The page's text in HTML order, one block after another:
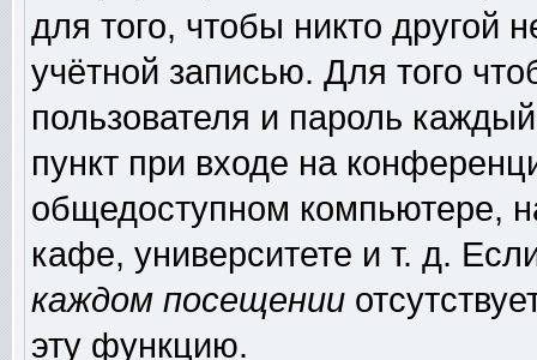
для того, чтобы никто другой
учётной записью. Для того
пользователя и пароль
пункт при входе на
общедоступном компьютере,
кафе, университете и т. д.
каждом посещении
эту функцию.